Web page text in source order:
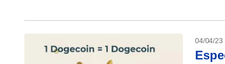
04/04/23